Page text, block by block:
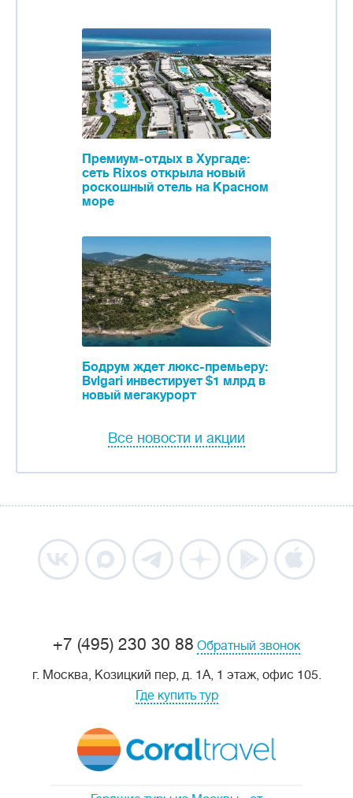
Премиум-отдых в Хургаде:
сеть Rixos открыла новый
роскошный отель на Красном
море
Бодрум ждет люкс-премьеру:
Bvlgari инвестирует $1 млрд в
новый мегакурорт
Все новости и акции
+7 (495) 230 30 88 Обратный звонок
г. Москва, Козицкий пер, д. 1А, 1 этаж, офис 105.
Где купить тур